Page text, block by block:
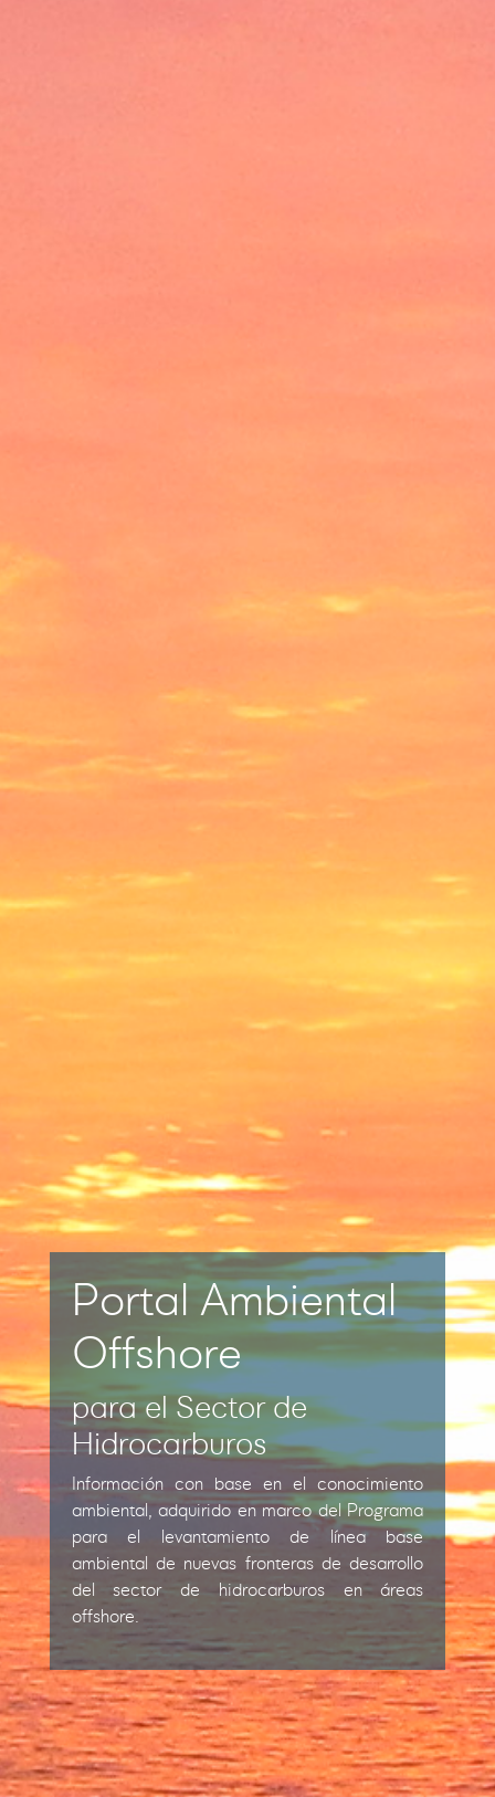
Portal Ambiental
Offshore
para el Sector de
Hidrocarburos
Información con base en el conocimiento
ambiental, adquirido en marco del Programa
para el levantamiento de línea base
ambiental de nuevas fronteras de desarrollo
del sector de hidrocarburos en áreas
offshore.